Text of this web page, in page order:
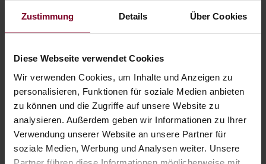
Zustimmung Details Über Cookies
Diese Webseite verwendet Cookies
Wir verwenden Cookies, um Inhalte und Anzeigen zu
personalisieren, Funktionen für soziale Medien anbieten
zu können und die Zugriffe auf unsere Website zu
analysieren. Außerdem geben wir Informationen zu Ihrer
Verwendung unserer Website an unsere Partner für
soziale Medien, Werbung und Analysen weiter. Unsere
Weitere Informationen zu Rollladen-Profile
Farben
Weitere Informationen
Das könnte Sie auch interessieren